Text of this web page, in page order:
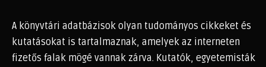
A könyvtári adatbázisok olyan tudományos cikkeket és
kutatásokat is tartalmaznak, amelyek az interneten
fizetős falak mögé vannak zárva. Kutatók, egyetemisták